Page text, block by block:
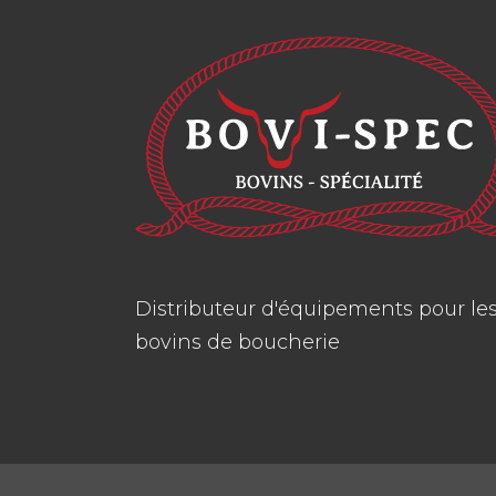
Distributeur d'équipements pour
bovins de boucherie